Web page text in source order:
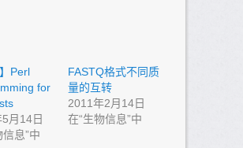
Perl
for
月14日
信息”中
FASTQ格式不同质
量的互转
2011年2月14日
在“生物信息”中